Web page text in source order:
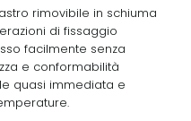
rimovibile in schiuma
di fissaggio
facilmente senza
e conformabilità
quasi immediata e